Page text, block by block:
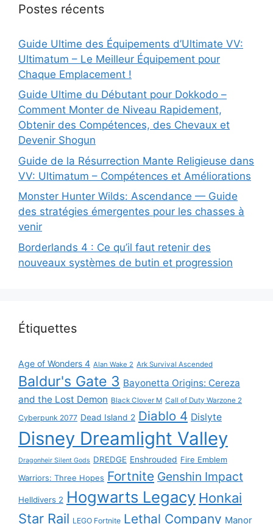
Postes récents
Guide Ultime des Équipements d’Ultimate VV:
Ultimatum – Le Meilleur Équipement pour
Chaque Emplacement !
Guide Ultime du Débutant pour Dokkodo –
Comment Monter de Niveau Rapidement,
Obtenir des Compétences, des Chevaux et
Devenir Shogun
Guide de la Résurrection Mante Religieuse dans
VV: Ultimatum – Compétences et Améliorations
Monster Hunter Wilds: Ascendance — Guide
des stratégies émergentes pour les chasses à
venir
Borderlands 4 : Ce qu’il faut retenir des
nouveaux systèmes de butin et progression
Étiquettes
Age of Wonders 4 Alan Wake 2 Ark Survival Ascended
Baldur's Gate 3 Bayonetta Origins: Cereza
and the Lost Demon Black Clover M Call of Duty Warzone 2
Cyberpunk 2077 Dead Island 2 Diablo 4 Dislyte
Disney Dreamlight Valley
Dragonheir Silent Gods DREDGE Enshrouded Fire Emblem
Warriors: Three Hopes Fortnite Genshin Impact
Helldivers 2 Hogwarts Legacy Honkai
Star Rail LEGO Fortnite Lethal Company Manor